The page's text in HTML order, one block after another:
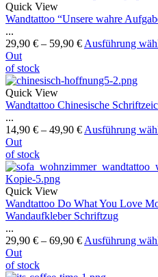
Quick View
Wandtattoo “Unsere wahre
...
29,90 € – 59,90 € Ausführung
Out
of stock
Quick View
Wandtattoo Chinesische
...
14,90 € – 49,90 € Ausführung
Out
of stock
Quick View
Wandtattoo Do What You Love
Wandaufkleber Schriftzug
...
29,90 € – 69,90 € Ausführung
Out
of stock